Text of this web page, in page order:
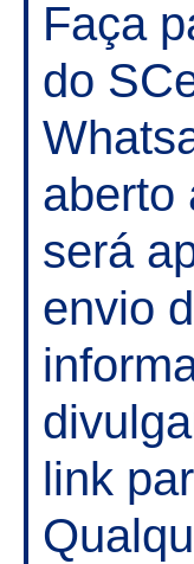
Faça
do
aberto
será
envio
link